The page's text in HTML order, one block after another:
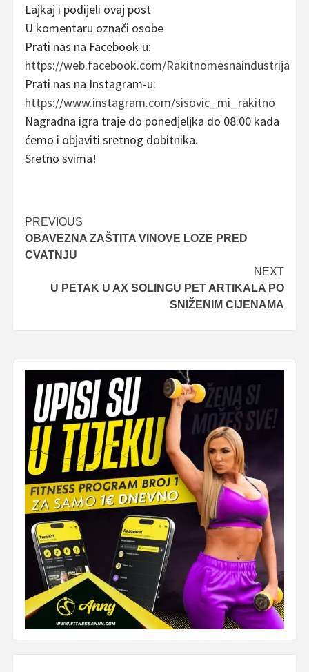
Lajkaj i podijeli ovaj post
U komentaru označi osobe
Prati nas na Facebook-u:
https://web.facebook.com/Rakitnomesnaindustrija
Prati nas na Instagram-u:
https://www.instagram.com/sisovic_mi_rakitno
Nagradna igra traje do ponedjeljka do 08:00 kada
ćemo i objaviti sretnog dobitnika.
Sretno svima!
Post
navigation
PREVIOUS
OBAVEZNA ZAŠTITA VINOVE LOZE PRED
CVATNJU
NEXT
U PETAK U AX SOLINGU PET ARTIKALA PO
SNIŽENIM CIJENAMA